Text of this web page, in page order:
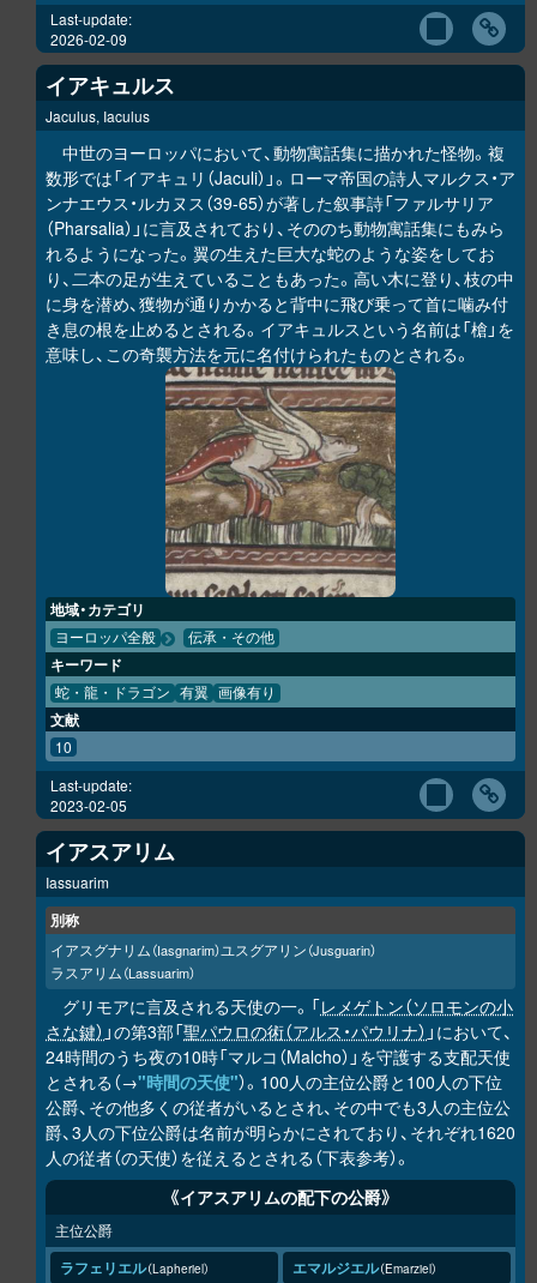
Last-update:
2026-02-09
イアキュルス
Jaculus, Iaculus
中世のヨーロッパにおいて、動物寓話集に描かれた怪物。複
数形では「イアキュリ（Jaculi）」。ローマ帝国の詩人マルクス・ア
ンナエウス・ルカヌス（39-65）が著した叙事詩「ファルサリア
（Pharsalia）」に言及されており、そののち動物寓話集にもみら
れるようになった。翼の生えた巨大な蛇のような姿をしてお
り、二本の足が生えていることもあった。高い木に登り、枝の中
に身を潜め、獲物が通りかかると背中に飛び乗って首に噛み付
き息の根を止めるとされる。イアキュルスという名前は「槍」を
意味し、この奇襲方法を元に名付けられたものとされる。
地域・カテゴリ
ヨーロッパ全般 伝承・その他
キーワード
蛇・龍・ドラゴン 有翼 画像有り
文献
10
Last-update:
2023-02-05
イアスアリム
Iassuarim
別称
イアスグナリム（Iasgnarim）ユスグアリン（Jusguarin）
ラスアリム（Lassuarim）
グリモアに言及される天使の一。「レメゲトン（ソロモンの小
さな鍵） 」の第3部「聖パウロの術（アルス・パウリナ） 」において、
24時間のうち夜の10時「マルコ（Malcho）」を守護する支配天使
とされる（→"時間の天使"）。100人の主位公爵と100人の下位
公爵、その他多くの従者がいるとされ、その中でも3人の主位公
爵、3人の下位公爵は名前が明らかにされており、それぞれ1620
人の従者（の天使）を従えるとされる（下表参考）。
《イアスアリムの配下の公爵》
主位公爵
ラフェリエル Lapheriel エマルジエル Emarziel